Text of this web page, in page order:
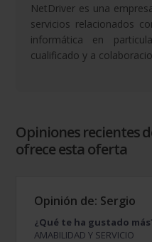
NetDriver es una
servicios relacionados
informática en
cualificado y a
Opiniones recientes
ofrece esta oferta
Opinión de: Sergio
¿Qué te ha gustado
AMABILIDAD Y SERVICIO